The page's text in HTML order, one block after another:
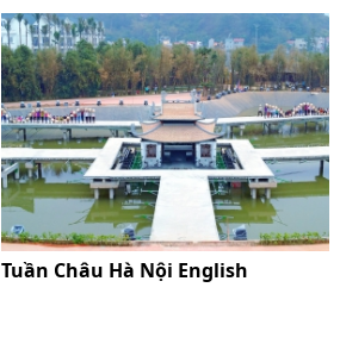
Tuần Châu Hà Nội English